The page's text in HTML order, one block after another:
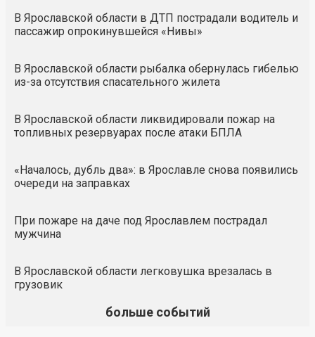
В Ярославской области в ДТП пострадали водитель и
пассажир опрокинувшейся «Нивы»
В Ярославской области рыбалка обернулась гибелью
из-за отсутствия спасательного жилета
В Ярославской области ликвидировали пожар на
топливных резервуарах после атаки БПЛА
«Началось, дубль два»: в Ярославле снова появились
очереди на заправках
При пожаре на даче под Ярославлем пострадал
мужчина
В Ярославской области легковушка врезалась в
грузовик
больше событий